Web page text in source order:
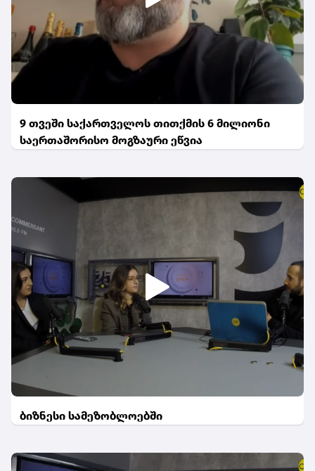
9 თვეში საქართველოს თითქმის 6 მილიონი
საერთაშორისო მოგზაური ეწვია
ბიზნესი სამეზობლოებში